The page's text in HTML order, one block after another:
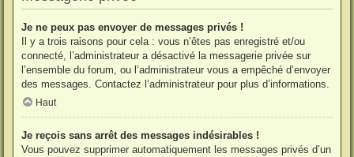
Je ne peux pas envoyer de messages privés !
Il y a trois raisons pour cela : vous n’êtes pas enregistré et/ou
connecté, l’administrateur a désactivé la messagerie privée sur
l’ensemble du forum, ou l’administrateur vous a empêché d’envoyer
des messages. Contactez l’administrateur pour plus d’informations.
Haut
Je reçois sans arrêt des messages indésirables !
Vous pouvez supprimer automatiquement les messages privés d’un